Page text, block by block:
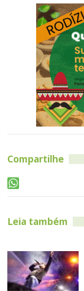
Compartilhe
Leia também